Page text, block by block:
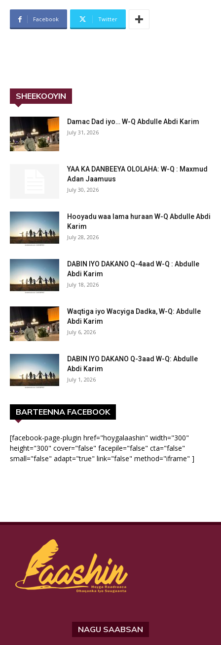
Facebook Twitter
SHEEKOOYIN
Damac Dad iyo… W-Q Abdulle Abdi Karim
July 31, 2026
YAA KA DANBEEYA OLOLAHA: W-Q : Maxmud
Adan Jaamuus
July 30, 2026
Hooyadu waa lama huraan W-Q Abdulle Abdi
Karim
July 28, 2026
DABIN IYO DAKANO Q-4aad W-Q : Abdulle
Abdi Karim
July 18, 2026
Waqtiga iyo Wacyiga Dadka, W-Q: Abdulle
Abdi Karim
July 6, 2026
DABIN IYO DAKANO Q-3aad W-Q: Abdulle
Abdi Karim
July 1, 2026
BARTEENNA FACEBOOK
[facebook-page-plugin href="hoygalaashin" width="300"
height="300" cover="false" facepile="false" cta="false"
small="false" adapt="true" link="false" method="iframe" ]
NAGU SAABSAN